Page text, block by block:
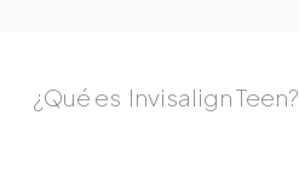
¿Qué es Invisalign Teen?